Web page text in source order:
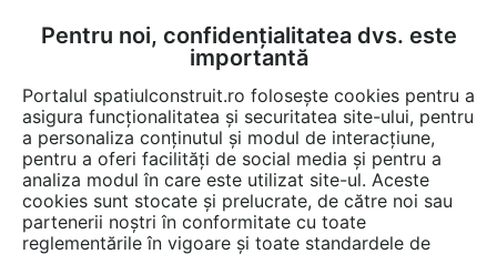
FĂ-ȚI CONT LOGIN
CUM SE FACE
EȘTI AICI: Documentații Fise tehnice Pardoseli de interior Adezivi
Mortar epoxidic bicomponent, pe baza
Pentru noi, confidențialitatea dvs. este
importantă
Portalul spatiulconstruit.ro folosește cookies pentru a
asigura funcționalitatea și securitatea site-ului, pentru
a personaliza conținutul și modul de interacțiune,
pentru a oferi facilități de social media și pentru a
analiza modul în care este utilizat site-ul. Aceste
cookies sunt stocate și prelucrate, de către noi sau
partenerii noștri în conformitate cu toate
reglementările în vigoare și toate standardele de